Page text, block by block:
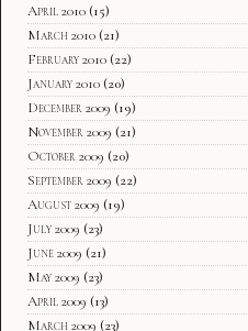
April 2010 (15)
March 2010 (21)
February 2010 (22)
January 2010 (20)
December 2009 (19)
November 2009 (21)
October 2009 (20)
September 2009 (22)
August 2009 (19)
July 2009 (23)
June 2009 (21)
May 2009 (23)
April 2009 (13)
March 2009 (23)